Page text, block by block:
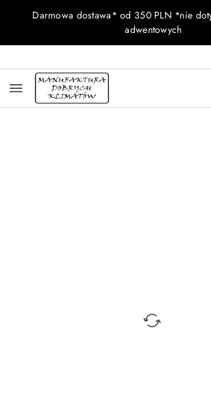
Przejdź do treści głównej
Przejdź do wyszukiwarki
Przejdź do moje konto
Przejdź do menu głównego
Przejdź do opisu produktu
Przejdź do stopki
Darmowa dostawa* od 350 PLN *nie
adwentowych